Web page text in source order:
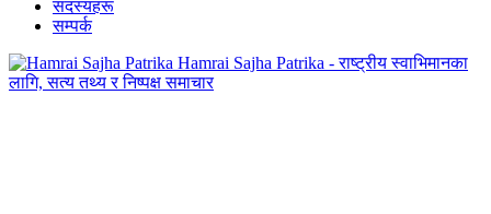
सदस्यहरू
सम्पर्क
Hamrai Sajha Patrika - राष्ट्रीय स्वाभिमानका
लागि, सत्य तथ्य र निष्पक्ष समाचार